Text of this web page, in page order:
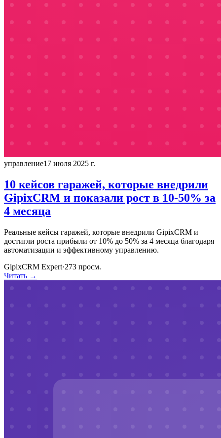
управление17 июля 2025 г.
10 кейсов гаражей, которые внедрили
GipixCRM и показали рост в 10-50% за
4 месяца
Реальные кейсы гаражей, которые внедрили GipixCRM и
достигли роста прибыли от 10% до 50% за 4 месяца благодаря
автоматизации и эффективному управлению.
GipixCRM Expert·273 просм.
Читать →